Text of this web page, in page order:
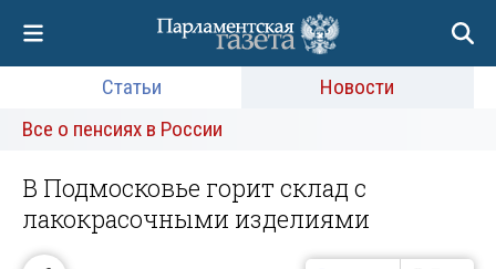
Статьи
Новости
Все о пенсиях в России
В Подмосковье горит склад с
лакокрасочными изделиями